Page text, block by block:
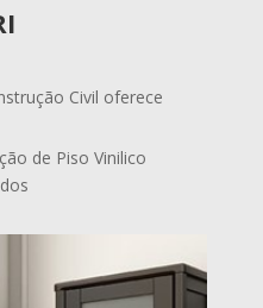
Civil oferece
de Piso Vinilico